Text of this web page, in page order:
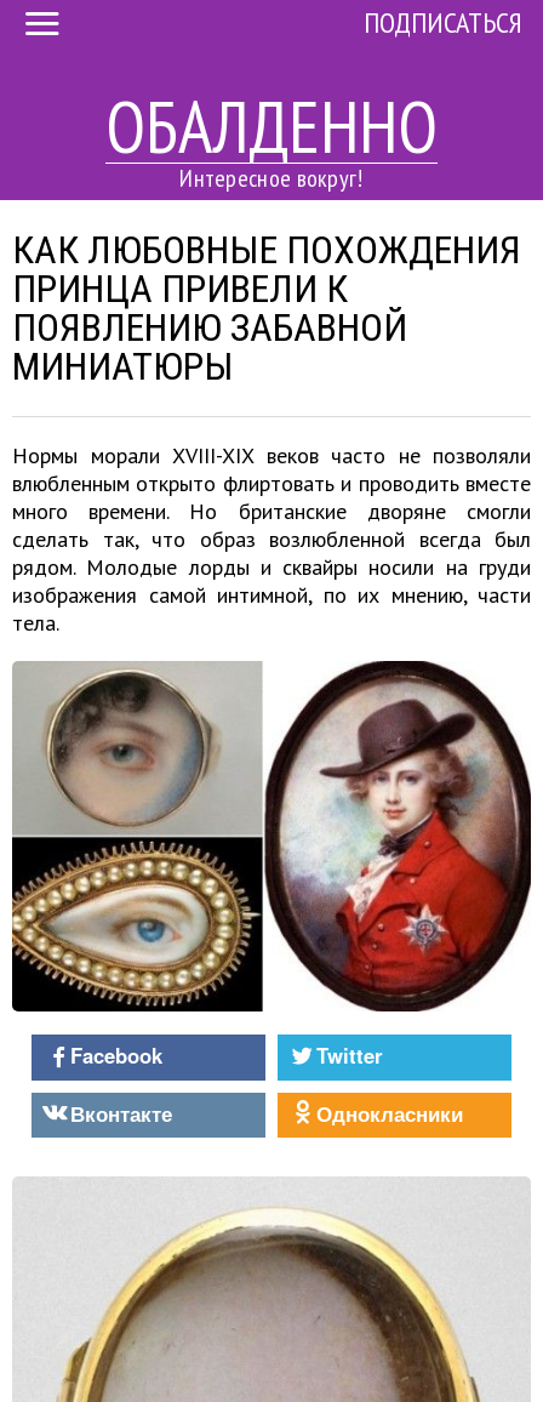
ОБАЛДЕННО
Интересное вокруг!
ПОДПИСАТЬСЯ
КАК ЛЮБОВНЫЕ ПОХОЖДЕНИЯ
ПРИНЦА ПРИВЕЛИ К
ПОЯВЛЕНИЮ ЗАБАВНОЙ
МИНИАТЮРЫ
Нормы морали XVIII-XIX веков часто не позволяли
влюбленным открыто флиртовать и проводить вместе
много времени. Но британские дворяне смогли
сделать так, что образ возлюбленной всегда был
рядом. Молодые лорды и сквайры носили на груди
изображения самой интимной, по их мнению, части
тела.
Facebook
Twitter
Вконтакте
Однокласники